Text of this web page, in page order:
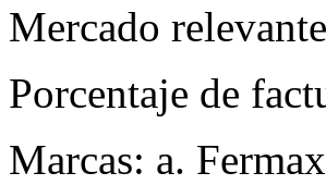
Mercado
Porcentaje de
Marcas: a.